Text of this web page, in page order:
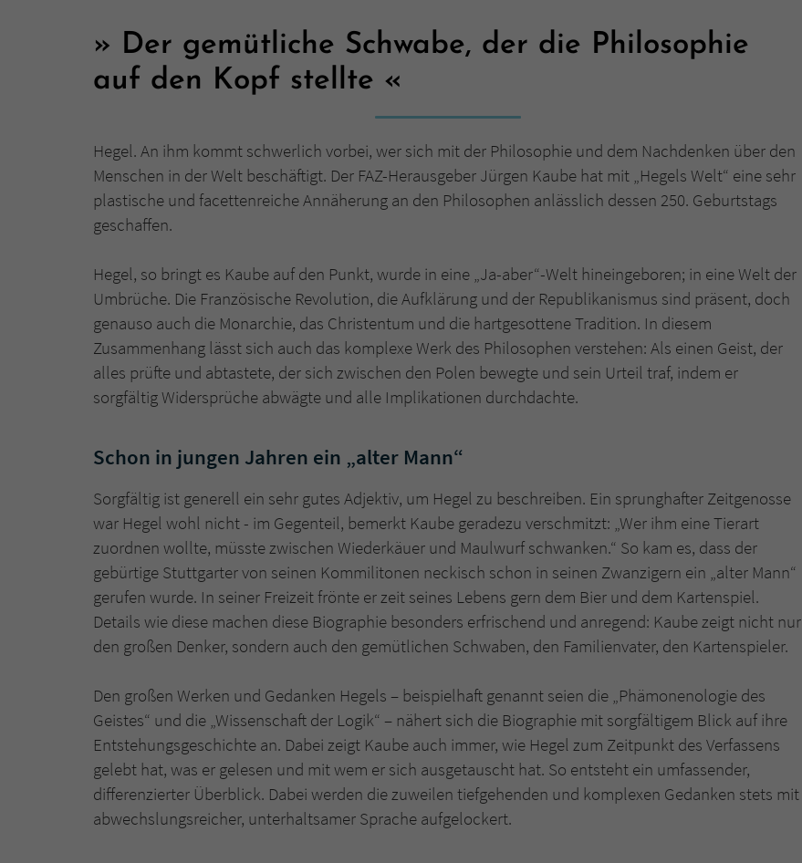
Der gemütliche Schwabe, der die Philosophie
auf den Kopf stellte
Hegel. An ihm kommt schwerlich vorbei, wer sich mit der Philosophie und dem Nachdenken über den
Menschen in der Welt beschäftigt. Der FAZ-Herausgeber Jürgen Kaube hat mit „Hegels Welt“ eine sehr
plastische und facettenreiche Annäherung an den Philosophen anlässlich dessen 250. Geburtstags
geschaffen.
Hegel, so bringt es Kaube auf den Punkt, wurde in eine „Ja-aber“-Welt hineingeboren; in eine Welt der
Umbrüche. Die Französische Revolution, die Aufklärung und der Republikanismus sind präsent, doch
genauso auch die Monarchie, das Christentum und die hartgesottene Tradition. In diesem
Zusammenhang lässt sich auch das komplexe Werk des Philosophen verstehen: Als einen Geist, der
alles prüfte und abtastete, der sich zwischen den Polen bewegte und sein Urteil traf, indem er
sorgfältig Widersprüche abwägte und alle Implikationen durchdachte.
Schon in jungen Jahren ein „alter Mann“
Sorgfältig ist generell ein sehr gutes Adjektiv, um Hegel zu beschreiben. Ein sprunghafter Zeitgenosse
war Hegel wohl nicht - im Gegenteil, bemerkt Kaube geradezu verschmitzt: „Wer ihm eine Tierart
zuordnen wollte, müsste zwischen Wiederkäuer und Maulwurf schwanken.“ So kam es, dass der
gebürtige Stuttgarter von seinen Kommilitonen neckisch schon in seinen Zwanzigern ein „alter Mann“
gerufen wurde. In seiner Freizeit frönte er zeit seines Lebens gern dem Bier und dem Kartenspiel.
Details wie diese machen diese Biographie besonders erfrischend und anregend: Kaube zeigt nicht nur
den großen Denker, sondern auch den gemütlichen Schwaben, den Familienvater, den Kartenspieler.
Den großen Werken und Gedanken Hegels – beispielhaft genannt seien die „Phämonenologie des
Geistes“ und die „Wissenschaft der Logik“ – nähert sich die Biographie mit sorgfältigem Blick auf ihre
Entstehungsgeschichte an. Dabei zeigt Kaube auch immer, wie Hegel zum Zeitpunkt des Verfassens
gelebt hat, was er gelesen und mit wem er sich ausgetauscht hat. So entsteht ein umfassender,
differenzierter Überblick. Dabei werden die zuweilen tiefgehenden und komplexen Gedanken stets mit
abwechslungsreicher, unterhaltsamer Sprache aufgelockert.
Name tx_pwcomments_ahash
Zweck Cookie für Kommentare einzelner Buchtitel
Anbieter Literatur-Couch Medien GmbH & Co. KG
Session
Zweck
Dieses Cookie gewährleistet die Kommunikation der
Webseite mit dem Benutzer. Es wird benötigt um z. B.
den Sicherheitscode des Kontaktformulars zu